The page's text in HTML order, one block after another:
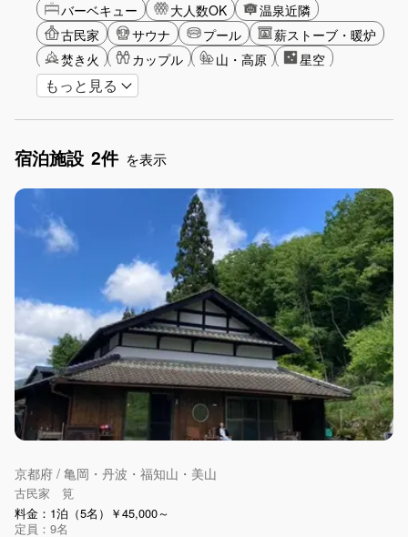
バーベキュー
大人数OK
温泉近隣
古民家
サウナ プール
薪ストーブ・暖炉
焚き火
カップル 山・高原
星空
雪シーズン
手持ち花火OK
もっと見る
宿泊施設 2件 を表示
京都府 / 亀岡・丹波・福知山・美山
古民家 筧
料金：1泊（5名）￥45,000～
定員：9名